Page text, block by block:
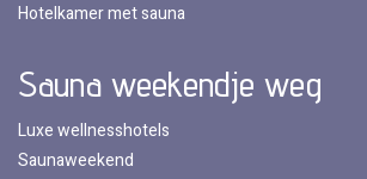
Hotelkamer met sauna
Sauna weekendje weg
Luxe wellnesshotels
Saunaweekend